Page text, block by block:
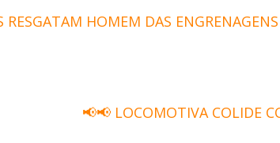
HOMEM DAS
📢📢 LOCOMOTIVA COLIDE